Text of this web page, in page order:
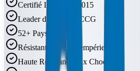
Certifié ISO 9001:2015
Leader du Marché CCG
52+ Pays
Résistant UV et Intempéries
Haute Résistance aux Chocs